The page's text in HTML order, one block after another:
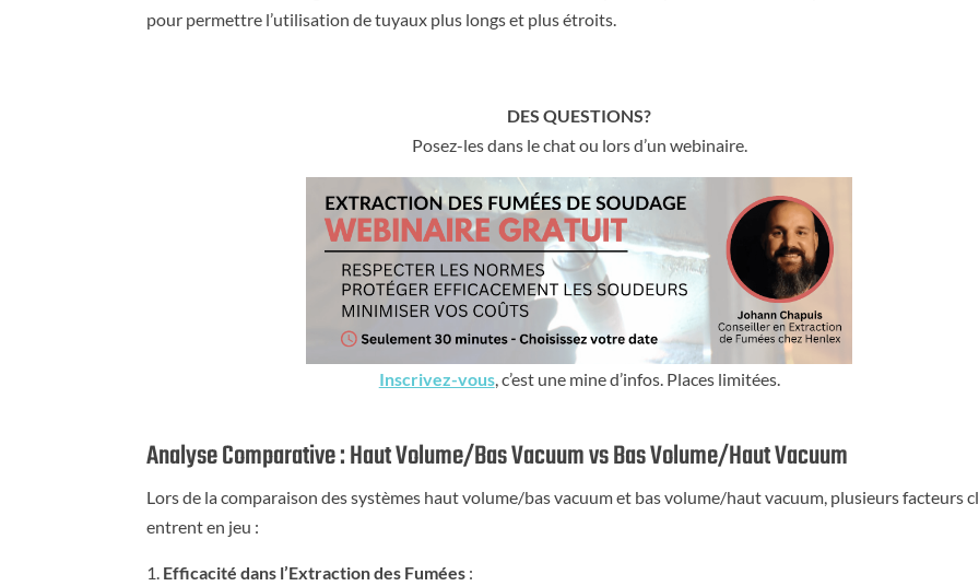
pour permettre l’utilisation de tuyaux plus longs et plus étroits.
DES QUESTIONS?
Posez-les dans le chat ou lors d’un webinaire.
Inscrivez-vous, c’est une mine d’infos. Places limitées.
Analyse Comparative : Haut Volume/Bas Vacuum vs Bas Volume/Haut Vacuum
Lors de la comparaison des systèmes haut volume/bas vacuum et bas volume/haut vacuum, plusieurs facteurs
entrent en jeu :
Efficacité dans l’Extraction des Fumées :